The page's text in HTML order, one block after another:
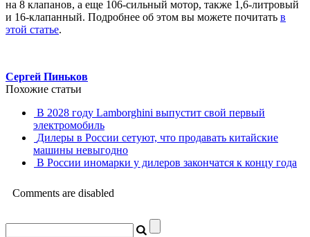
на 8 клапанов, а еще 106-сильный мотор, также 1,6-литровый
и 16-клапанный. Подробнее об этом вы можете почитать в
этой статье.
Сергей Пиньков
Похожие статьи
В 2028 году Lamborghini выпустит свой первый
электромобиль
Дилеры в России сетуют, что продавать китайские
машины невыгодно
В России иномарки у дилеров закончатся к концу года
Comments are disabled